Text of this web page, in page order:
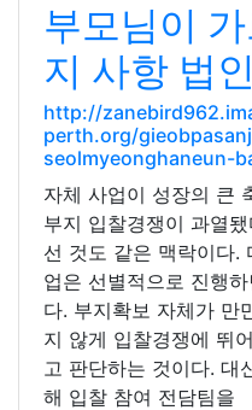
부모님이
지 사항 법
http://
perth.org/
seolmyeonghaneun-
자체 사업이 성장의 큰
부지 입찰경쟁이 과열
선 것도 같은 맥락이다.
업은 선별적으로 진행
다. 부지확보 자체가 만
지 않게 입찰경쟁에 뛰
고 판단하는 것이다. 대
해 입찰 참여 전담팀을